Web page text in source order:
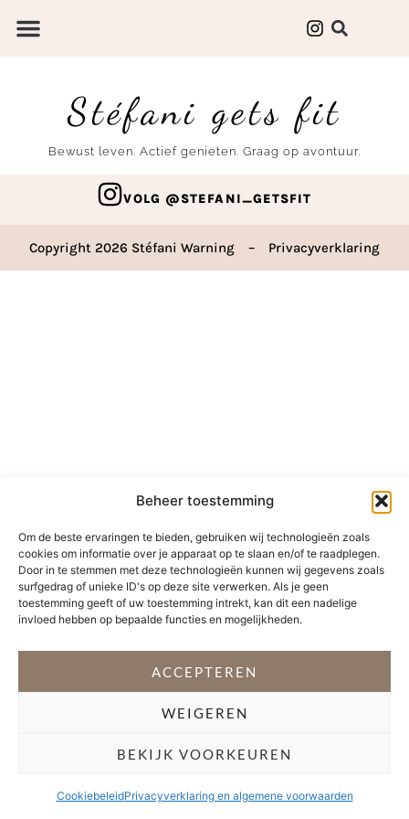
Beheer toestemming
Om de beste ervaringen te bieden, gebruiken wij technologieën zoals
cookies om informatie over je apparaat op te slaan en/of te raadplegen.
Door in te stemmen met deze technologieën kunnen wij gegevens zoals
surfgedrag of unieke ID's op deze site verwerken. Als je geen
toestemming geeft of uw toestemming intrekt, kan dit een nadelige
invloed hebben op bepaalde functies en mogelijkheden.
ACCEPTEREN
WEIGEREN
BEKIJK VOORKEUREN
CookiebeleidPrivacyverklaring en algemene voorwaarden
Stéfani gets fit
Bewust leven. Actief genieten. Graag op avontuur.
VOLG @STEFANI_GETSFIT
Copyright 2026 Stéfani Warning – Privacyverklaring